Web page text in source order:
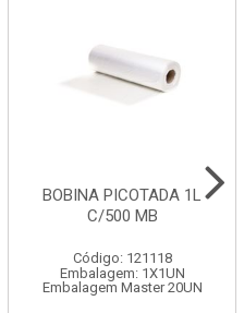
BOBINA PICOTADA 1L
C/500 MB
Código: 121118
Embalagem: 1X1UN
Embalagem Master 20UN